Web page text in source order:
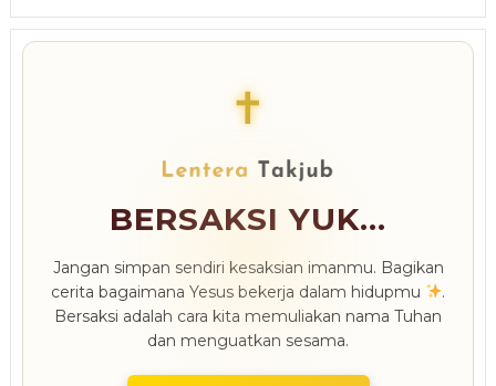
✝
BERSAKSI YUK...
Jangan simpan sendiri kesaksian imanmu. Bagikan
cerita bagaimana Yesus bekerja dalam hidupmu
.
Bersaksi adalah cara kita memuliakan nama Tuhan
dan menguatkan sesama.